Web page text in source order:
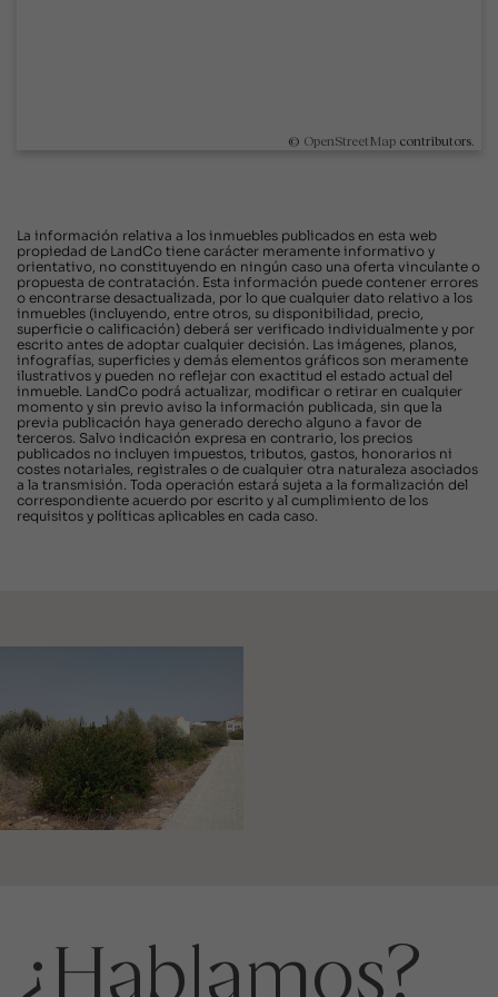
© OpenStreetMap contributors.
La información relativa a los inmuebles publicados en esta web
propiedad de LandCo tiene carácter meramente informativo y
orientativo, no constituyendo en ningún caso una oferta vinculante o
propuesta de contratación. Esta información puede contener errores
o encontrarse desactualizada, por lo que cualquier dato relativo a los
inmuebles (incluyendo, entre otros, su disponibilidad, precio,
superficie o calificación) deberá ser verificado individualmente y por
escrito antes de adoptar cualquier decisión. Las imágenes, planos,
infografías, superficies y demás elementos gráficos son meramente
ilustrativos y pueden no reflejar con exactitud el estado actual del
inmueble. LandCo podrá actualizar, modificar o retirar en cualquier
momento y sin previo aviso la información publicada, sin que la
previa publicación haya generado derecho alguno a favor de
terceros. Salvo indicación expresa en contrario, los precios
publicados no incluyen impuestos, tributos, gastos, honorarios ni
costes notariales, registrales o de cualquier otra naturaleza asociados
a la transmisión. Toda operación estará sujeta a la formalización del
correspondiente acuerdo por escrito y al cumplimiento de los
requisitos y políticas aplicables en cada caso.
¿Hablamos?